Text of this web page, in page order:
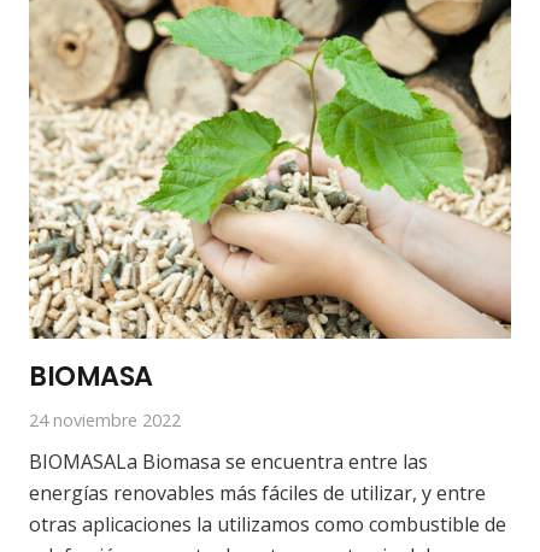
BIOMASA
24 noviembre 2022
BIOMASALa Biomasa se encuentra entre las
energías renovables más fáciles de utilizar, y entre
otras aplicaciones la utilizamos como combustible de